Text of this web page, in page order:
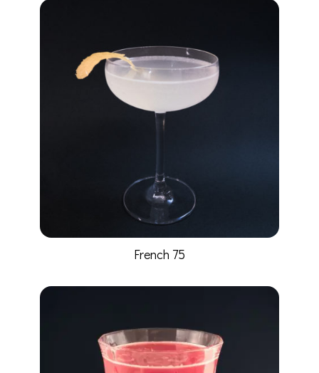
French 75